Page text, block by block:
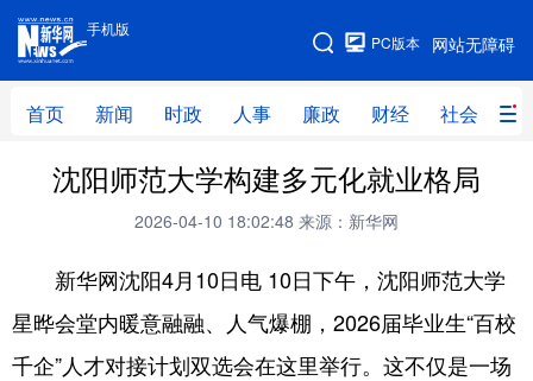
手机版
网站无障碍
PC版本
首页 新闻 时政 人事 廉政 财经 社会 科
手机版
网站地图
首页 新闻 时政 人事
财经 社会
文化 教育 健康 旅游
体育 视频 直播 无人机
沈阳师范大学构建多元化就业格局
2026-04-10 18:02:48 来源：新华网
新华网沈阳4月10日电 10日下午，沈阳师范大学
星晔会堂内暖意融融、人气爆棚，2026届毕业生“百校
千企”人才对接计划双选会在这里举行。这不仅是一场